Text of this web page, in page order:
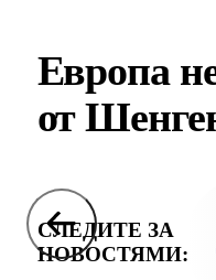
Европа
от
СЛЕДИТЕ ЗА
НОВОСТЯМИ: